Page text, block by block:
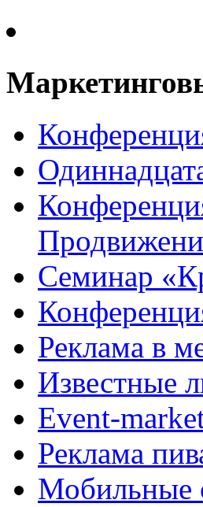
Семинар
Реклама в
Известные
Event-
Реклама
Мобильные